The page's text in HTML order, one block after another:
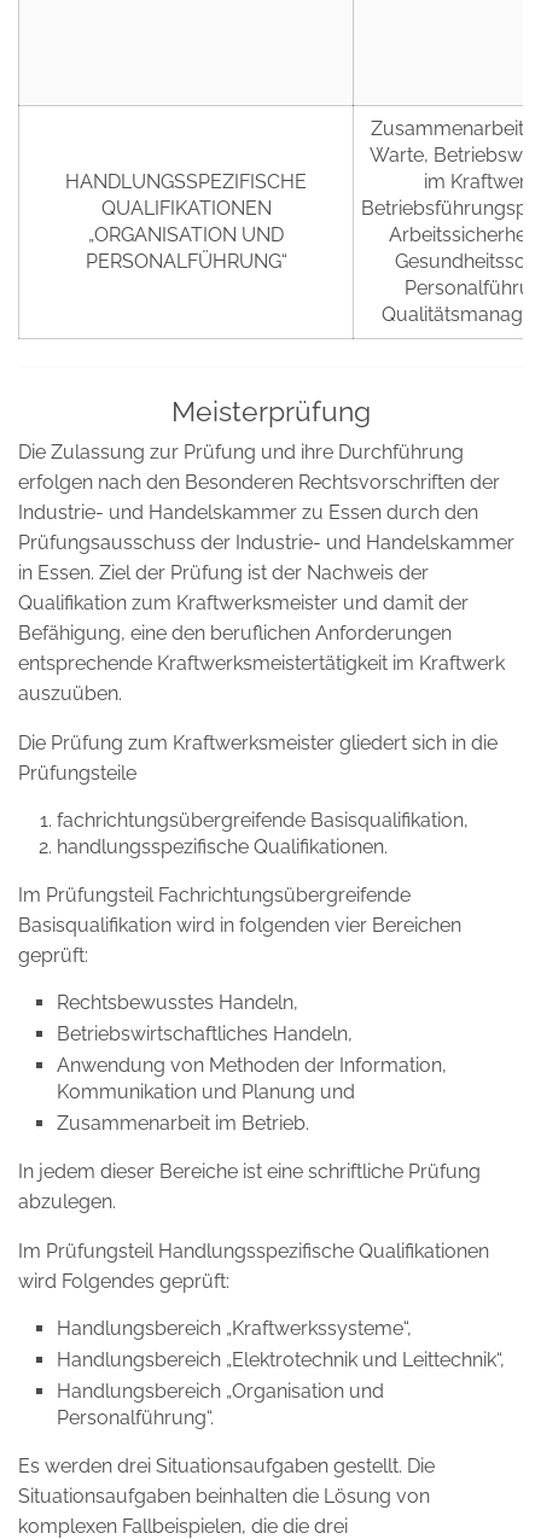
HANDLUNGSSPEZIFISCHE
QUALIFIKATIONEN
„ORGANISATION UND
PERSONALFÜHRUNG“
Zusammenarbeit
Warte,
im Kraftwerk,
Arbeitssicherheit
Meisterprüfung
Die Zulassung zur Prüfung und ihre Durchführung
erfolgen nach den Besonderen Rechtsvorschriften der
Industrie- und Handelskammer zu Essen durch den
Prüfungsausschuss der Industrie- und Handelskammer
in Essen. Ziel der Prüfung ist der Nachweis der
Qualifikation zum Kraftwerksmeister und damit der
Befähigung, eine den beruflichen Anforderungen
entsprechende Kraftwerksmeistertätigkeit im Kraftwerk
auszuüben.
Die Prüfung zum Kraftwerksmeister gliedert sich in die
Prüfungsteile
fachrichtungsübergreifende Basisqualifikation,
handlungsspezifische Qualifikationen.
Im Prüfungsteil Fachrichtungsübergreifende
Basisqualifikation wird in folgenden vier Bereichen
geprüft:
Rechtsbewusstes Handeln,
Betriebswirtschaftliches Handeln,
Anwendung von Methoden der Information,
Kommunikation und Planung und
Zusammenarbeit im Betrieb.
In jedem dieser Bereiche ist eine schriftliche Prüfung
abzulegen.
Im Prüfungsteil Handlungsspezifische Qualifikationen
wird Folgendes geprüft:
Handlungsbereich „Kraftwerkssysteme“,
Handlungsbereich „Elektrotechnik und Leittechnik“,
Handlungsbereich „Organisation und
Personalführung“.
Es werden drei Situationsaufgaben gestellt. Die
Situationsaufgaben beinhalten die Lösung von
komplexen Fallbeispielen, die die drei